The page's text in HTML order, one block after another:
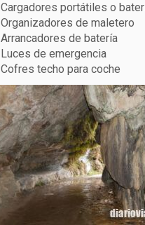
Cargadores portátiles o
Organizadores de maletero
Arrancadores de batería
Luces de emergencia
Cofres techo para coche